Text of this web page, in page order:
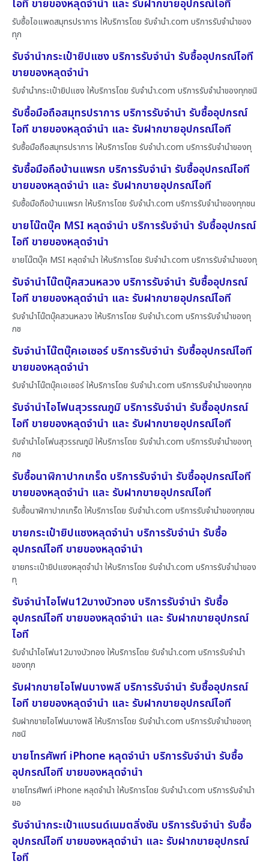
ไอที ขายของหลุดจำนำ และ รับฝากขายอุปกรณ์ไอที
รับซื้อไอแพดสมุทรปราการ ให้บริการโดย รับจํานํา.com บริการรับจำนำของ
ทุก
รับจำนำกระเป๋ายิปแซง บริการรับจำนำ รับซื้ออุปกรณ์ไอที
ขายของหลุดจำนำ
รับจำนำกระเป๋ายิปแซง ให้บริการโดย รับจํานํา.com บริการรับจำนำของทุกชนิ
รับซื้อมือถือสมุทรปราการ บริการรับจำนำ รับซื้ออุปกรณ์
ไอที ขายของหลุดจำนำ และ รับฝากขายอุปกรณ์ไอที
รับซื้อมือถือสมุทรปราการ ให้บริการโดย รับจํานํา.com บริการรับจำนำของทุ
รับซื้อมือถือบ้านแพรก บริการรับจำนำ รับซื้ออุปกรณ์ไอที
ขายของหลุดจำนำ และ รับฝากขายอุปกรณ์ไอที
รับซื้อมือถือบ้านแพรก ให้บริการโดย รับจํานํา.com บริการรับจำนำของทุกชน
ขายโน๊ตบุ๊ค MSI หลุดจำนำ บริการรับจำนำ รับซื้ออุปกรณ์
ไอที ขายของหลุดจำนำ
ขายโน๊ตบุ๊ค MSI หลุดจำนำ ให้บริการโดย รับจํานํา.com บริการรับจำนำของทุ
รับจำนำโน๊ตบุ๊คสวนหลวง บริการรับจำนำ รับซื้ออุปกรณ์
ไอที ขายของหลุดจำนำ และ รับฝากขายอุปกรณ์ไอที
รับจำนำโน๊ตบุ๊คสวนหลวง ให้บริการโดย รับจํานํา.com บริการรับจำนำของทุ
กช
รับจำนำโน๊ตบุ๊คเอเซอร์ บริการรับจำนำ รับซื้ออุปกรณ์ไอที
ขายของหลุดจำนำ
รับจำนำโน๊ตบุ๊คเอเซอร์ ให้บริการโดย รับจํานํา.com บริการรับจำนำของทุกช
รับจำนำไอโฟนสุวรรณภูมิ บริการรับจำนำ รับซื้ออุปกรณ์
ไอที ขายของหลุดจำนำ และ รับฝากขายอุปกรณ์ไอที
รับจำนำไอโฟนสุวรรณภูมิ ให้บริการโดย รับจํานํา.com บริการรับจำนำของทุ
กช
รับซื้อนาฬิกาปากเกร็ด บริการรับจำนำ รับซื้ออุปกรณ์ไอที
ขายของหลุดจำนำ และ รับฝากขายอุปกรณ์ไอที
รับซื้อนาฬิกาปากเกร็ด ให้บริการโดย รับจํานํา.com บริการรับจำนำของทุกชน
ขายกระเป๋ายิปแซงหลุดจำนำ บริการรับจำนำ รับซื้อ
อุปกรณ์ไอที ขายของหลุดจำนำ
ขายกระเป๋ายิปแซงหลุดจำนำ ให้บริการโดย รับจํานํา.com บริการรับจำนำของ
ทุ
รับจำนำไอโฟน12บางบัวทอง บริการรับจำนำ รับซื้อ
อุปกรณ์ไอที ขายของหลุดจำนำ และ รับฝากขายอุปกรณ์
ไอที
รับจำนำไอโฟน12บางบัวทอง ให้บริการโดย รับจํานํา.com บริการรับจำนำ
ของทุก
รับฝากขายไอโฟนบางพลี บริการรับจำนำ รับซื้ออุปกรณ์
ไอที ขายของหลุดจำนำ และ รับฝากขายอุปกรณ์ไอที
รับฝากขายไอโฟนบางพลี ให้บริการโดย รับจํานํา.com บริการรับจำนำของทุ
กชนิ
ขายโทรศัพท์ iPhone หลุดจำนำ บริการรับจำนำ รับซื้อ
อุปกรณ์ไอที ขายของหลุดจำนำ
ขายโทรศัพท์ iPhone หลุดจำนำ ให้บริการโดย รับจํานํา.com บริการรับจำนำ
ขอ
รับจำนำกระเป๋าแบรนด์เนมตลิ่งชัน บริการรับจำนำ รับซื้อ
อุปกรณ์ไอที ขายของหลุดจำนำ และ รับฝากขายอุปกรณ์
ไอที